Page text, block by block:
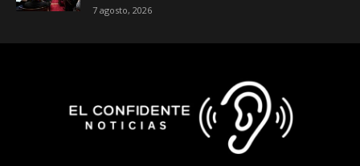
7 agosto, 2026